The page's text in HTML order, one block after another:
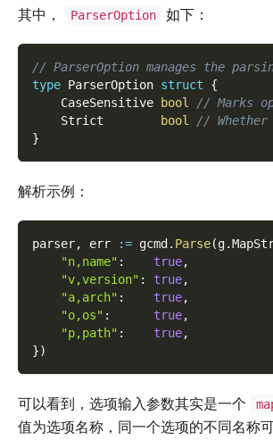
其中， ParserOption 如下：
// ParserOption manages the
type ParserOption struct
{
    CaseSensitive
bool
// Marks
    Strict
bool
//
}
解析示例：
parser, err := gcmd . Parse(g.
"n,name" : true,
"v,version" : true,
"a,arch" : true,
"o,os" : true,
"p,path" : true,
})
可以看到，选项输入参数其实是一个
值为选项名称，同一个选项的不同名称